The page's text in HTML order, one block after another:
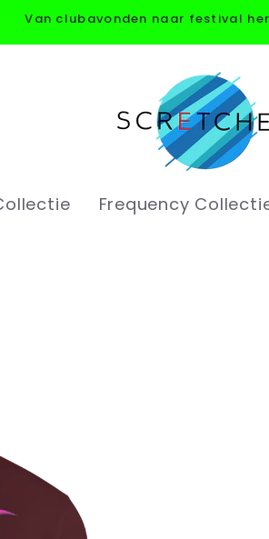
Van clubavonden naar festival
Frequency